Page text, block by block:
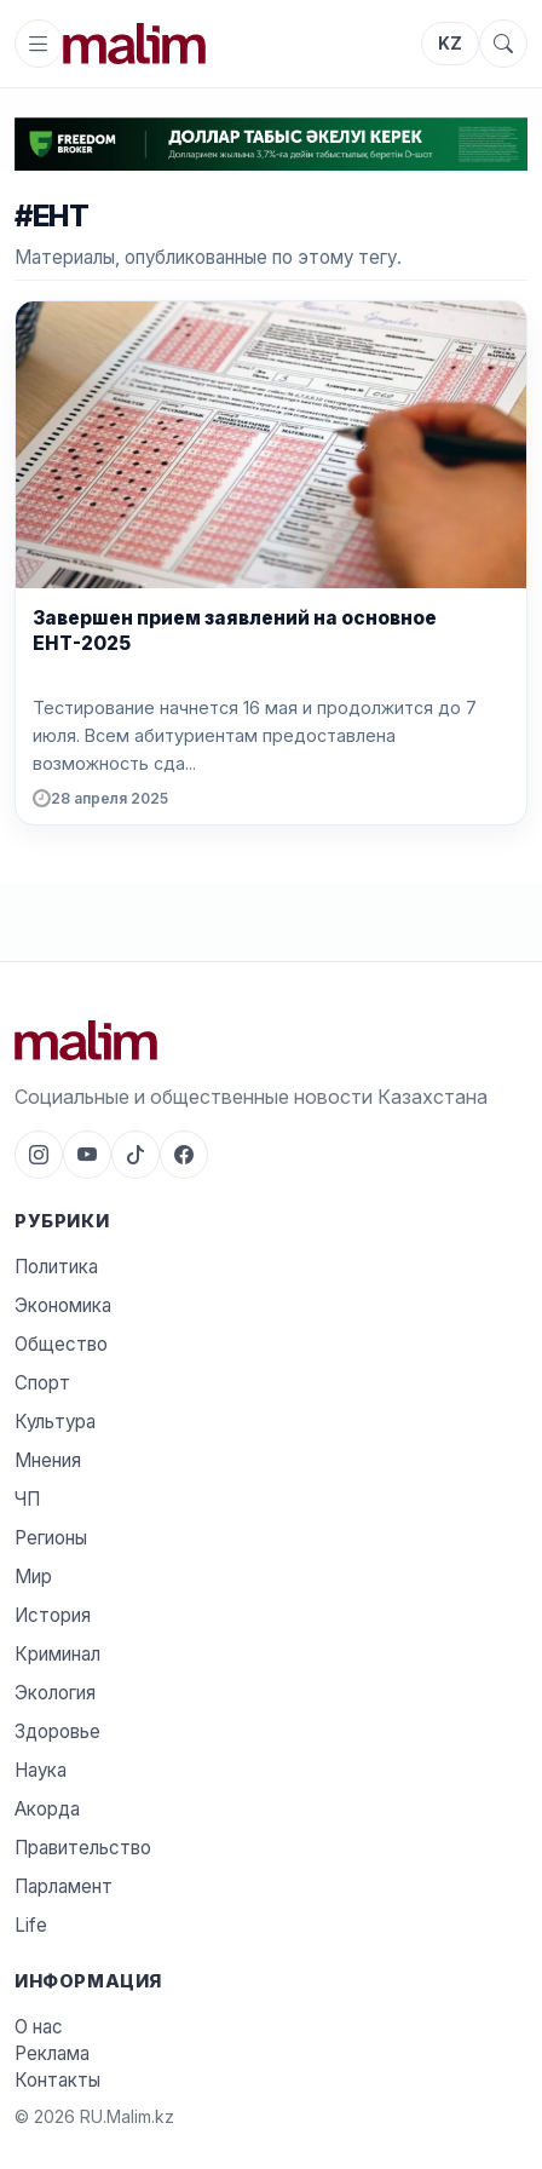
KZ
#ЕНТ
Материалы, опубликованные по этому тегу.
Завершен прием заявлений на основное
ЕНТ-2025
Тестирование начнется 16 мая и продолжится до 7
июля. Всем абитуриентам предоставлена
возможность сда...
28 апреля 2025
Социальные и общественные новости Казахстана
РУБРИКИ
Политика
Экономика
Общество
Спорт
Культура
Мнения
ЧП
Регионы
Мир
История
Криминал
Экология
Здоровье
Наука
Акорда
Правительство
Парламент
Life
ИНФОРМАЦИЯ
О нас
Реклама
Контакты
© 2026 RU.Malim.kz